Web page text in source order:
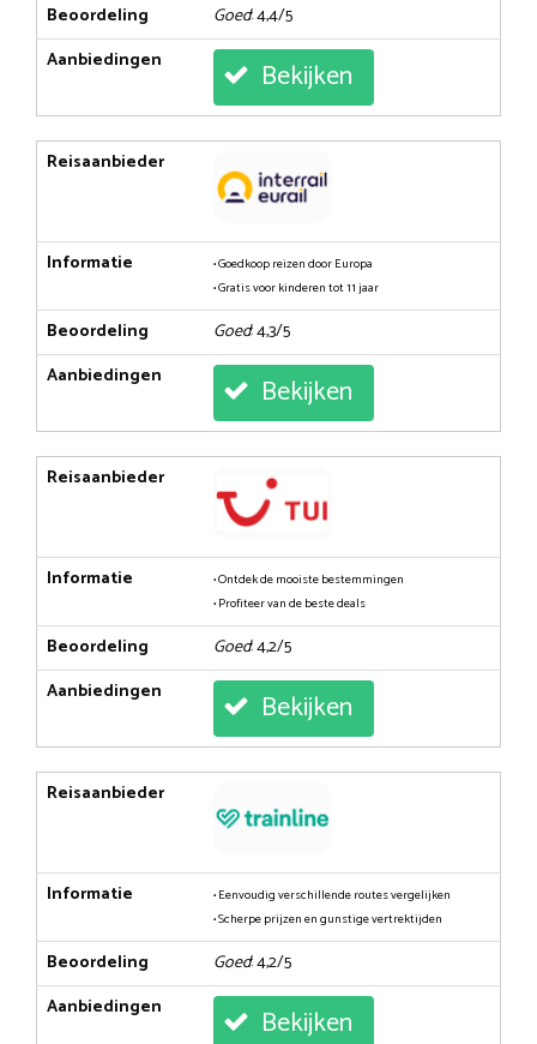
Beoordeling Goed: 4,4/5
Aanbiedingen
Bekijken
Reisaanbieder
Informatie
• Goedkoop reizen door Europa
• Gratis voor kinderen tot 11 jaar
Beoordeling Goed: 4,3/5
Aanbiedingen
Bekijken
Reisaanbieder
Informatie
• Ontdek de mooiste bestemmingen
• Profiteer van de beste deals
Beoordeling Goed: 4,2/5
Aanbiedingen
Bekijken
Reisaanbieder
Informatie
• Eenvoudig verschillende routes vergelijken
• Scherpe prijzen en gunstige vertrektijden
Beoordeling Goed: 4,2/5
Aanbiedingen
Bekijken